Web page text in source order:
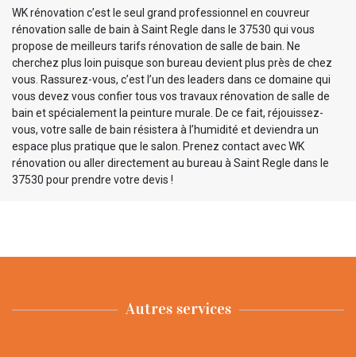
WK rénovation c’est le seul grand professionnel en couvreur
rénovation salle de bain à Saint Regle dans le 37530 qui vous
propose de meilleurs tarifs rénovation de salle de bain. Ne
cherchez plus loin puisque son bureau devient plus près de chez
vous. Rassurez-vous, c’est l’un des leaders dans ce domaine qui
vous devez vous confier tous vos travaux rénovation de salle de
bain et spécialement la peinture murale. De ce fait, réjouissez-
vous, votre salle de bain résistera à l’humidité et deviendra un
espace plus pratique que le salon. Prenez contact avec WK
rénovation ou aller directement au bureau à Saint Regle dans le
37530 pour prendre votre devis !
Autres services